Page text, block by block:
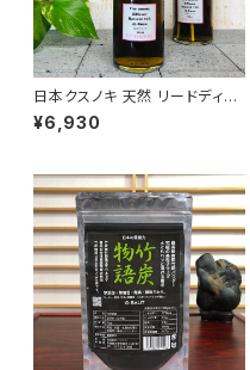
日本クスノキ 天然 リードディフ
ューザー 328ml
¥6,930